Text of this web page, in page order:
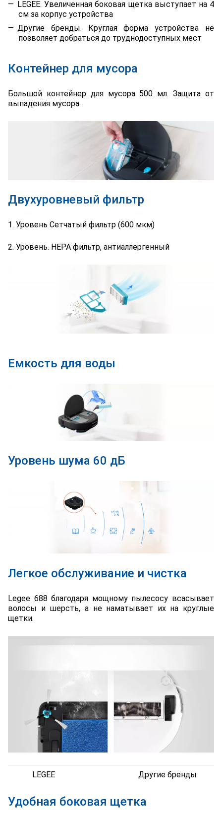
LEGEE. Увеличенная боковая щетка выступает на 4
см за корпус устройства
Другие бренды. Круглая форма устройства не
позволяет добраться до труднодоступных мест
Контейнер для мусора
Большой контейнер для мусора 500 мл. Защита от
выпадения мусора.
Двухуровневый фильтр
1. Уровень Сетчатый фильтр (600 мкм)
2. Уровень. HEPA фильтр, антиаллергенный
Емкость для воды
Уровень шума 60 дБ
Легкое обслуживание и чистка
Legee 688 благодаря мощному пылесосу всасывает
волосы и шерсть, а не наматывает их на круглые
щетки.
LEGEE Другие бренды
Удобная боковая щетка